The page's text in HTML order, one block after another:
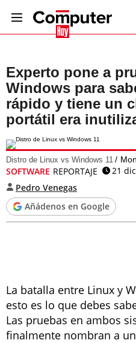
Experto pone a
Windows para
rápido y tiene un
portátil era
Distro de Linux vs Windows 11
SOFTWARE REPORTAJE
21
Pedro Venegas
Añádenos en Google
La batalla entre Linux y
esto es lo que debes
Las pruebas en ambos
finalmente nombran a